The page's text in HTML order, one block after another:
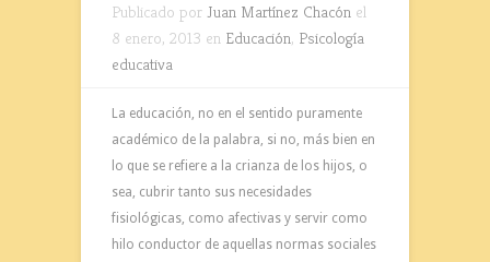
Publicado por Juan Martínez Chacón el
8 enero, 2013 en Educación, Psicología
educativa
La educación, no en el sentido puramente
académico de la palabra, si no, más bien en
lo que se refiere a la crianza de los hijos, o
sea, cubrir tanto sus necesidades
fisiológicas, como afectivas y servir como
hilo conductor de aquellas normas sociales